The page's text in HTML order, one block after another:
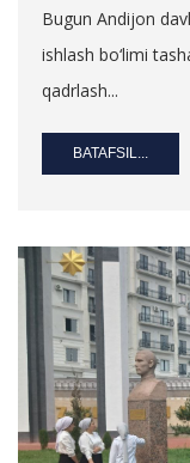
Bugun Andijon
ishlash bo‘limi
qadrlash...
BATAFSIL...